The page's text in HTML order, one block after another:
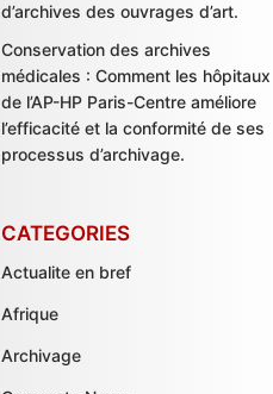
d’archives des ouvrages d’art.
Conservation des archives
médicales : Comment les hôpitaux
de l’AP-HP Paris-Centre améliore
l’efficacité et la conformité de ses
processus d’archivage.
CATEGORIES
Actualite en bref
Afrique
Archivage